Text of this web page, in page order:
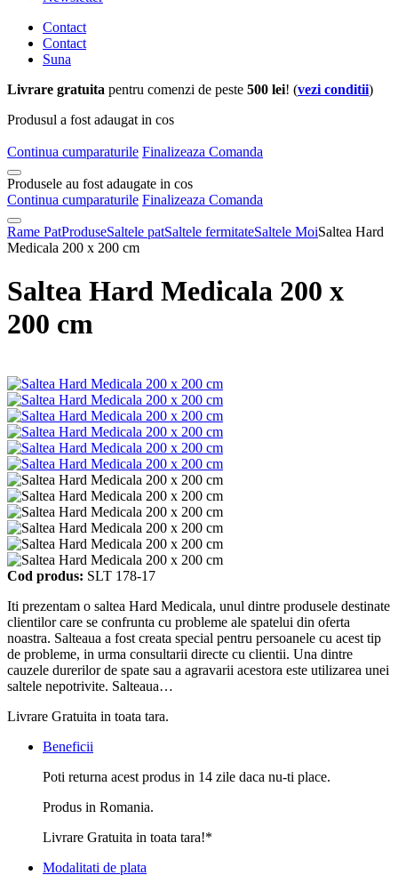
Contact
Contact
Suna
Livrare gratuita pentru comenzi de peste 500 lei! (vezi conditii)
Produsul a fost adaugat in cos
Continua cumparaturile Finalizeaza Comanda
Produsele au fost adaugate in cos
Continua cumparaturile Finalizeaza Comanda
Rame PatProduseSaltele patSaltele fermitateSaltele MoiSaltea Hard
Medicala 200 x 200 cm
Saltea Hard Medicala 200 x
200 cm
Cod produs: SLT 178-17
Iti prezentam o saltea Hard Medicala, unul dintre produsele destinate
clientilor care se confrunta cu probleme ale spatelui din oferta
noastra. Salteaua a fost creata special pentru persoanele cu acest tip
de probleme, in urma consultarii directe cu clientii. Una dintre
cauzele durerilor de spate sau a agravarii acestora este utilizarea unei
saltele nepotrivite. Salteaua…
Livrare Gratuita in toata tara.
Beneficii
Poti returna acest produs in 14 zile daca nu-ti place.
Produs in Romania.
Livrare Gratuita in toata tara!*
Modalitati de plata